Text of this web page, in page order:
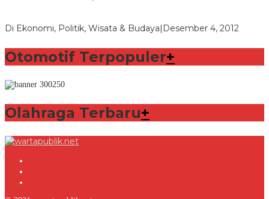
Di Ekonomi, Politik, Wisata & Budaya Desember 4, 2012
Otomotif Terpopuler+
Olahraga Terbaru+